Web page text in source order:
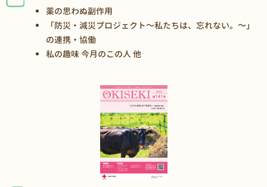
薬の思わぬ副作用
「防災・減災プロジェクト～私たちは、忘れない。～」
の連携・協働
私の趣味 今月のこの人 他